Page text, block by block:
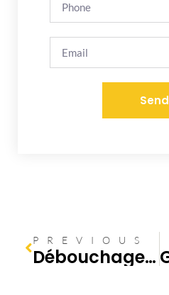
Send
PREVIOUS
Débouchage mécanique de canalisation: Votre guide pratique pour la maison